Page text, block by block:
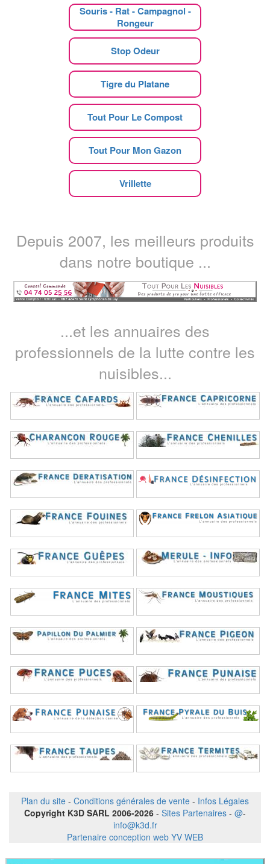
Souris - Rat - Campagnol -
Rongeur
Stop Odeur
Tigre du Platane
Tout Pour Le Compost
Tout Pour Mon Gazon
Vrillette
Depuis 2007, les meilleurs produits
dans notre boutique ...
...et les annuaires des
professionnels de la lutte contre les
nuisibles...
Plan du site - Conditions générales de vente - Infos Légales
Copyright K3D SARL 2006-2026 - Sites Partenaires - @-
info@k3d.fr
Partenaire conception web YV WEB